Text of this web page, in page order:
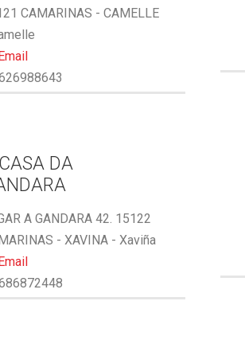
CAMARINAS - CAMELLE
DA
A GANDARA 42. 15122
- XAVINA - Xaviña